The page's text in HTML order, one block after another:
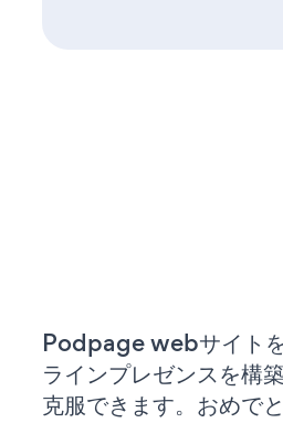
Podpage webサイト
ラインプレゼンスを構
克服できます。おめで